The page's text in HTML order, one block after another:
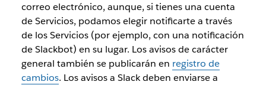
correo electrónico, aunque, si tienes una cuenta
de Servicios, podamos elegir notificarte a través
de los Servicios (por ejemplo, con una notificación
de Slackbot) en su lugar. Los avisos de carácter
general también se publicarán en registro de
cambios. Los avisos a Slack deben enviarse a